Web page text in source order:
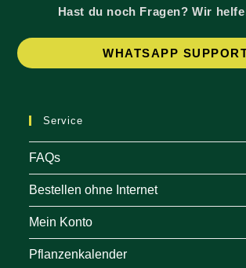
Hast du noch Fragen? Wir
WHATSAPP
Service
FAQs
Bestellen ohne Internet
Mein Konto
Pflanzenkalender